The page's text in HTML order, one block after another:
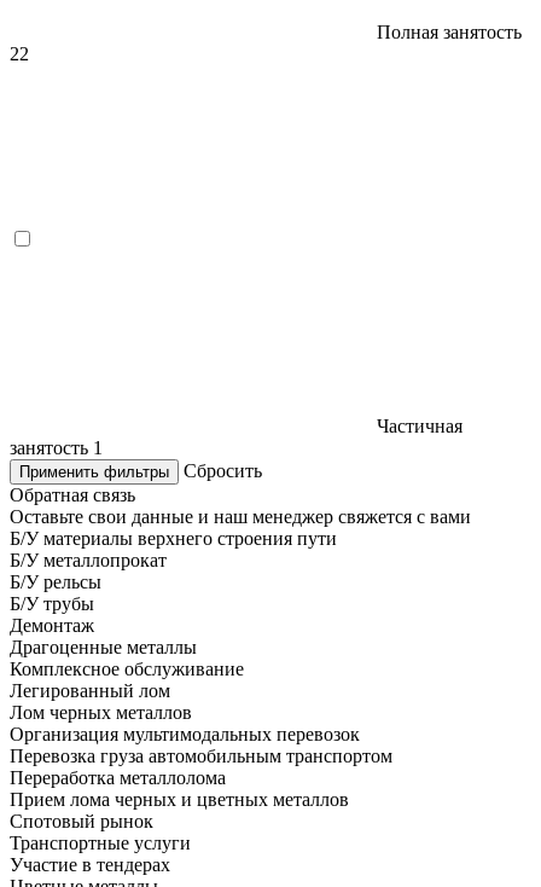
Полная занятость
22
Частичная
занятость 1
Применить фильтры
Сбросить
Обратная связь
Оставьте свои данные и наш менеджер свяжется с вами
Б/У материалы верхнего строения пути
Б/У металлопрокат
Б/У рельсы
Б/У трубы
Демонтаж
Драгоценные металлы
Комплексное обслуживание
Легированный лом
Лом черных металлов
Организация мультимодальных перевозок
Перевозка груза автомобильным транспортом
Переработка металлолома
Прием лома черных и цветных металлов
Спотовый рынок
Транспортные услуги
Участие в тендерах